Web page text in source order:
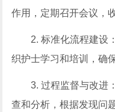
作用，定期召开会议，
2. 标准化流程建设
织护士学习和培训，确
3. 过程监督与改进
查和分析，根据发现问